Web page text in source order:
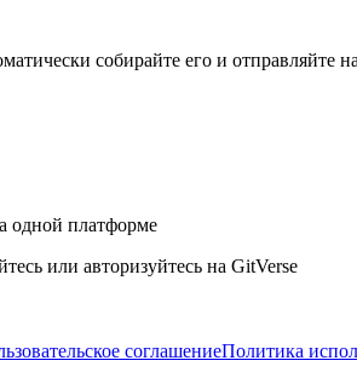
собирайте его и
одной платформе
или авторизуйтесь на GitVerse
соглашениеПолитика